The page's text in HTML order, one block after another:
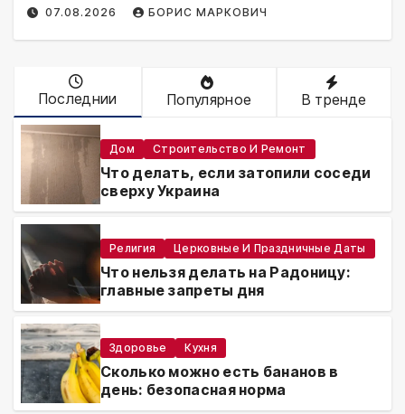
07.08.2026 БОРИС МАРКОВИЧ
Последнии Популярное В тренде
Дом Строительство И Ремонт
Что делать, если затопили соседи
сверху Украина
Религия Церковные И Праздничные Даты
Что нельзя делать на Радоницу:
главные запреты дня
Здоровье Кухня
Сколько можно есть бананов в
день: безопасная норма